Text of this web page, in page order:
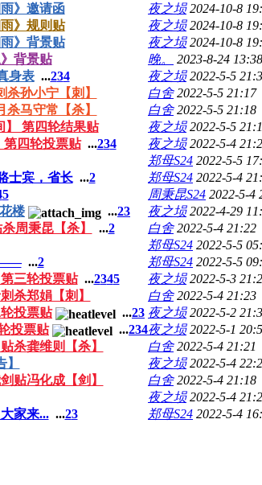
》邀请函 夜之埙 2024-10-8
》规则贴 夜之埙 2024-10-8
》背景贴 夜之埙 2024-10-8
背景贴 晚。 2023-8-24 13:38
身表 ...234 夜之埙 2022-5-5
孙小宁【刺】 白舍 2022-5-5 21:17
马守常【杀】 白舍 2022-5-5 21:18
】 第四轮结果贴 夜之埙 2022-5-5
第四轮投票贴 ...234 夜之埙 2022-5-4
郑母S24 2022-5-5
士宾，省长 ...2 郑母S24 2022-5-4
5 周秉昆S24 2022-5-4
楼 ...23 夜之埙 2022-4-29
周秉昆【杀】 ...2 白舍 2022-5-4 21:22
郑母S24 2022-5-5
—— ...2 郑母S24 2022-5-5
三轮投票贴 ...2345 夜之埙 2022-5-3
杀郑娟【刺】 白舍 2022-5-4 21:23
投票贴 ...23 夜之埙 2022-5-2
投票贴 ...234夜之埙 2022-5-1
杀龚维则【杀】 白舍 2022-5-4 21:21
夜之埙 2022-5-4
贴冯化成【剑】 白舍 2022-5-4 21:18
夜之埙 2022-5-4
家来... ...23 郑母S24 2022-5-4